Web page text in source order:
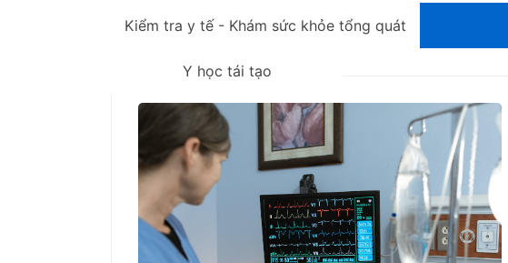
Kiểm tra y tế - Khám sức khỏe tổng quát
Y học tái tạo